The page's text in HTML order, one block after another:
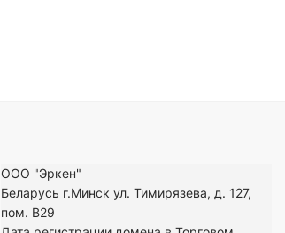
ООО "Эркен"
Беларусь г.Минск ул. Тимирязева, д. 127,
пом. В29